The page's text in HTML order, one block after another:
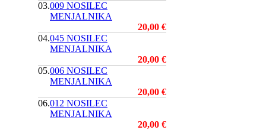
03.009 NOSILEC
MENJALNIKA
20,00 €
04.045 NOSILEC
MENJALNIKA
20,00 €
05.006 NOSILEC
MENJALNIKA
20,00 €
06.012 NOSILEC
MENJALNIKA
20,00 €